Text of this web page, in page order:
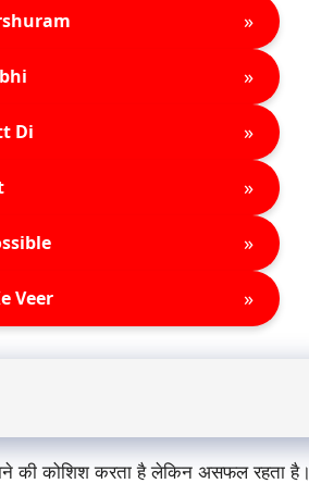
»
»
Di »
»
»
Veer »
की कोशिश करता है लेकिन असफल रहता है।